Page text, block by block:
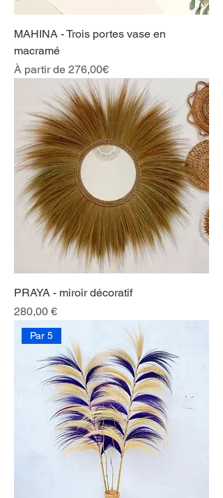
MAHINA - Trois portes vase en
macramé
À partir de 276,00€
Prix promotionnel
PRAYA - miroir décoratif
Prix
280,00 €
Par 5